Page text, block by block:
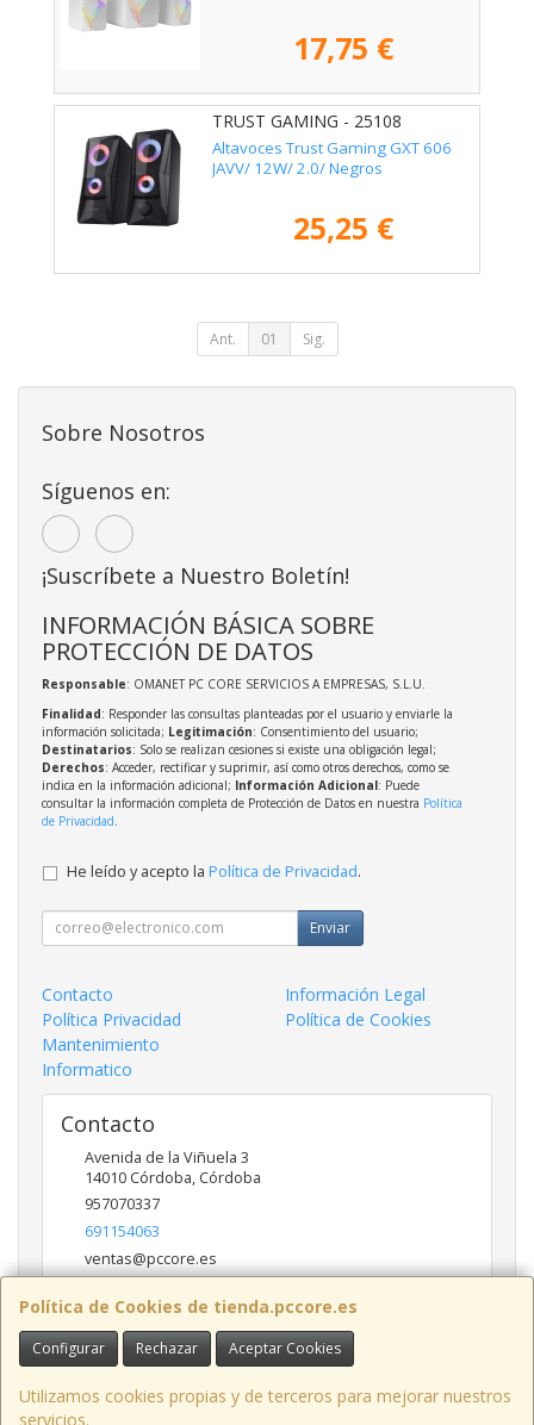
17,75 €
TRUST GAMING - 25108
Altavoces Trust Gaming GXT 606
JAVV/ 12W/ 2.0/ Negros
25,25 €
Ant. 01 Sig.
Política de Cookies de tienda.pccore.es
Configurar Rechazar Aceptar Cookies
Utilizamos cookies propias y de terceros para mejorar nuestros
servicios.
Sobre Nosotros
Síguenos en:
¡Suscríbete a Nuestro Boletín!
INFORMACIÓN BÁSICA SOBRE
PROTECCIÓN DE DATOS
Responsable: OMANET PC CORE SERVICIOS A EMPRESAS, S.L.U.
Finalidad: Responder las consultas planteadas por el usuario y enviarle la
información solicitada; Legitimación: Consentimiento del usuario;
Destinatarios: Solo se realizan cesiones si existe una obligación legal;
Derechos: Acceder, rectificar y suprimir, así como otros derechos, como se
indica en la información adicional; Información Adicional: Puede
consultar la información completa de Protección de Datos en nuestra Política
de Privacidad
He leído y acepto la Política de Privacidad.
Enviar
Contacto
Información Legal
Política Privacidad
Política de Cookies
Mantenimiento
Informatico
Contacto
Avenida de la Viñuela 3
14010 Córdoba, Córdoba
957070337
691154063
ventas@pccore.es
Horario
10-13:30